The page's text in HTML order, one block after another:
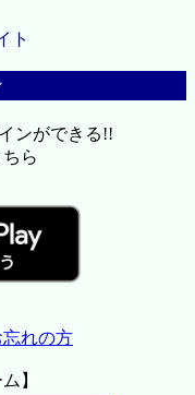
ト
ンができる!!
ら
れの方
】